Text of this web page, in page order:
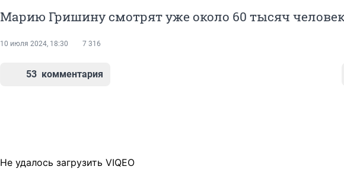
Марию Гришину смотрят уже около 60 тысяч
10 июля 2024, 18:30 7 316
53 комментария
Не удалось загрузить VIQEO